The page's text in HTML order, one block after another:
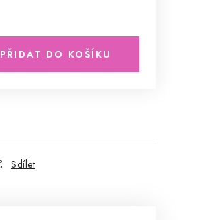
PŘIDAT DO KOŠÍKU
Sdílet